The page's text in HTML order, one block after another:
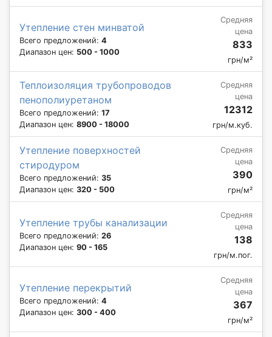
Утепление стен минватой
Всего предложений: 4
Диапазон цен: 500 - 1000
Средняя
цена
833
грн/м²
Теплоизоляция трубопроводов
пенополиуретаном
Всего предложений: 17
Диапазон цен: 8900 - 18000
Средняя
цена
12312
грн/м.куб.
Утепление поверхностей
стиродуром
Всего предложений: 35
Диапазон цен: 320 - 500
Средняя
цена
390
грн/м²
Утепление трубы канализации
Всего предложений: 26
Диапазон цен: 90 - 165
Средняя
цена
138
грн/м.пог.
Утепление перекрытий
Всего предложений: 4
Диапазон цен: 300 - 400
Средняя
цена
367
грн/м²